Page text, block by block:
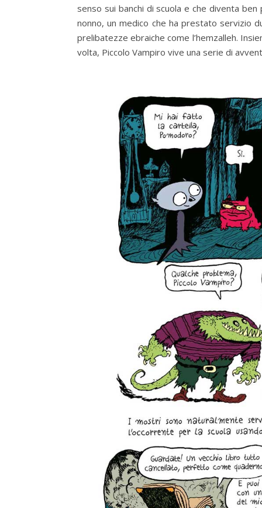
senso sui banchi di scuola e che diventa
nonno, un medico che ha prestato servizio
prelibatezze ebraiche come l’hemzalleh.
volta, Piccolo Vampiro vive una serie di